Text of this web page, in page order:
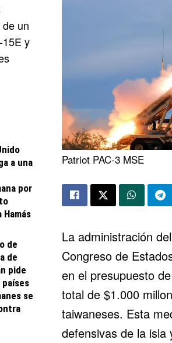
Patriot PAC-3 MSE
La administración
Congreso de
en el presupuesto
total de $1.000
taiwaneses. Esta
defensivas de la
un
y
a una
por
Hamás
de
de
pide
países
se